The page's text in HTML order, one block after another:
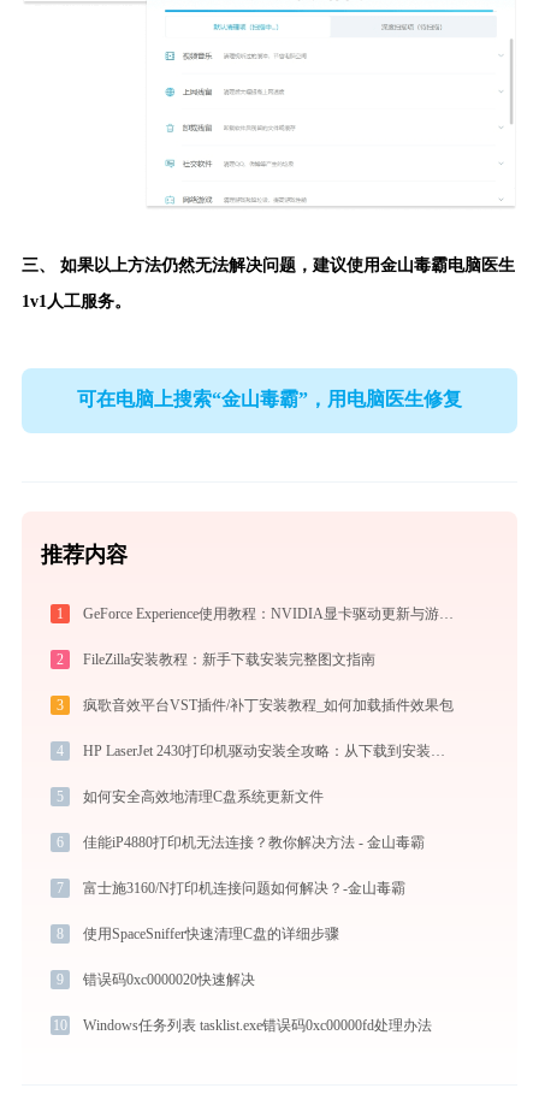
三、 如果以上方法仍然无法解决问题，建议使用金山毒霸电脑医生
1v1人工服务。
可在电脑上搜索“金山毒霸”，用电脑医生修复
推荐内容
1 GeForce Experience使用教程：NVIDIA显卡驱动更新与游戏优化录制完全指南
2 FileZilla安装教程：新手下载安装完整图文指南
3 疯歌音效平台VST插件/补丁安装教程_如何加载插件效果包
4
5 如何安全高效地清理C盘系统更新文件
6 佳能iP4880打印机无法连接？教你解决方法 - 金山毒霸
7 富士施3160/N打印机连接问题如何解决？-金山毒霸
8 使用SpaceSniffer快速清理C盘的详细步骤
9 错误码0xc0000020快速解决
10 Windows任务列表 tasklist.exe错误码0xc00000fd处理办法